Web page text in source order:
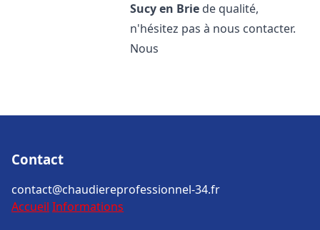
Sucy en Brie de qualité,
n'hésitez pas à nous contacter.
Nous
Contact
contact@chaudiereprofessionnel-34.fr
Accueil Informations